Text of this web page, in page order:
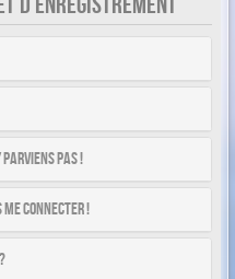
pas !
me connecter !